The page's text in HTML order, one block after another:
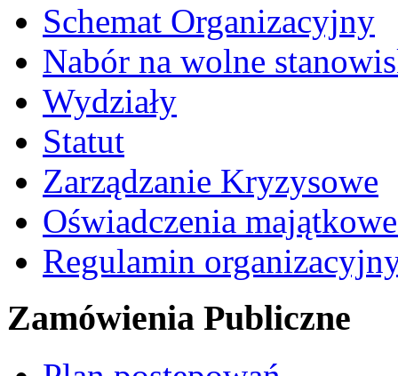
Schemat Organizacyjny
Nabór na wolne
Wydziały
Statut
Zarządzanie Kryzysowe
Oświadczenia
Regulamin
Zamówienia Publiczne